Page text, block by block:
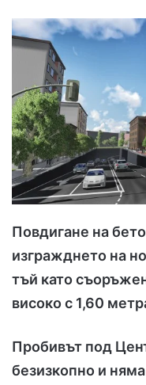
l
n
X
i
l
Повдигане на
изгражднето на
тъй като
високо с 1,60
Пробивът под
безизкопно и